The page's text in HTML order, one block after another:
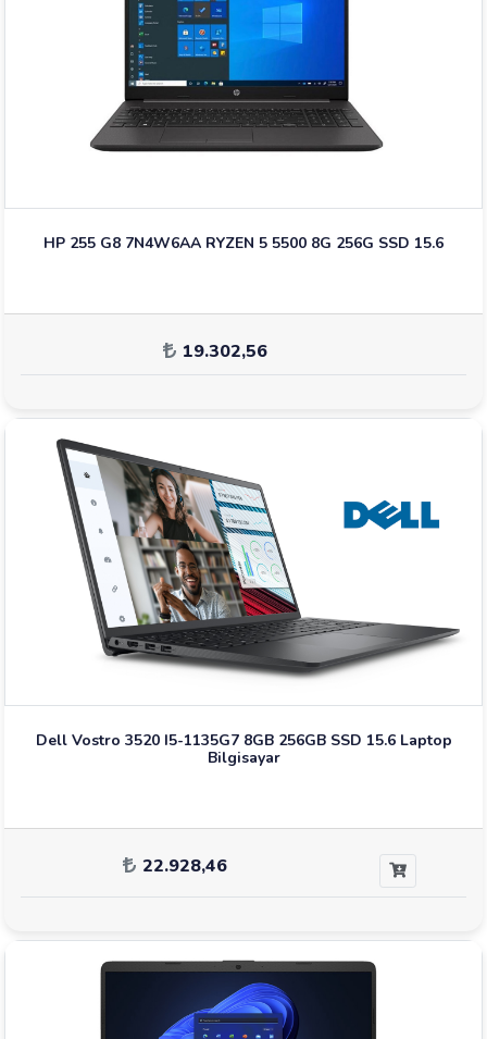
HP 255 G8 7N4W6AA RYZEN 5 5500 8G 256G SSD 15.6
19.302,56
Dell Vostro 3520 I5-1135G7 8GB 256GB SSD 15.6 Laptop
Bilgisayar
22.928,46